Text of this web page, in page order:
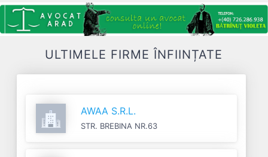
ULTIMELE FIRME ÎNFIINȚATE
AWAA S.R.L.
STR. BREBINA NR.63